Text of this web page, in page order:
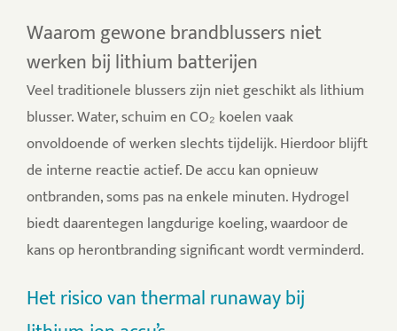
Waarom gewone brandblussers niet
werken bij lithium batterijen
Veel traditionele blussers zijn niet geschikt als lithium
blusser. Water, schuim en CO₂ koelen vaak
onvoldoende of werken slechts tijdelijk. Hierdoor blijft
de interne reactie actief. De accu kan opnieuw
ontbranden, soms pas na enkele minuten.Hydrogel
biedt daarentegen langdurige koeling, waardoor de
kans op herontbranding significant wordt verminderd.
Het risico van thermal runaway bij